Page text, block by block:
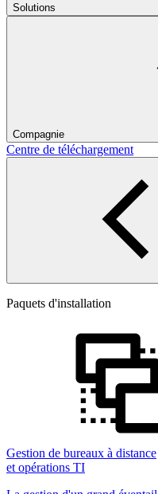
Solutions
Compagnie
Centre de téléchargement
Paquets d'installation
Gestion de bureaux à distance
et opérations TI